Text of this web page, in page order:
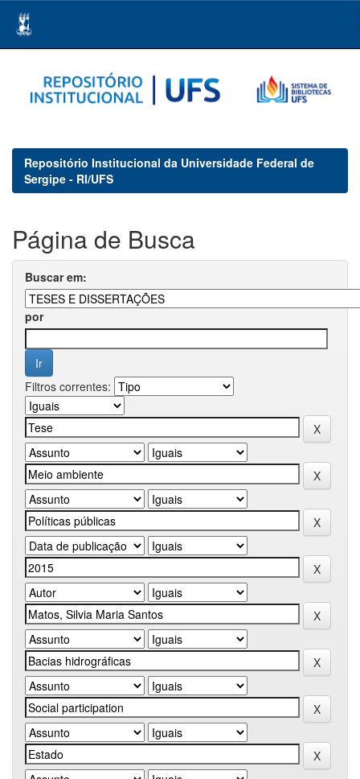
navigation
Repositório Institucional da Universidade Federal de
Sergipe - RI/UFS
Página de Busca
Buscar em:
por
Filtros correntes: